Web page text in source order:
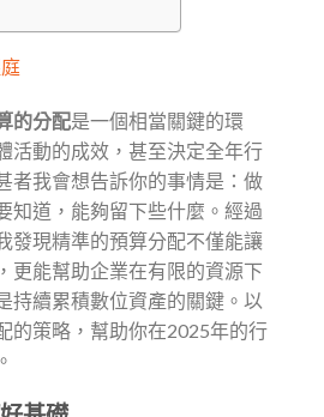
的分配是一個相當關鍵的環
活動的成效，甚至決定全年行
者我會想告訴你的事情是：做
知道，能夠留下些什麼。經過
發現精準的預算分配不僅能讓
更能幫助企業在有限的資源下
持續累積數位資產的關鍵。以
的策略，幫助你在2025年的行